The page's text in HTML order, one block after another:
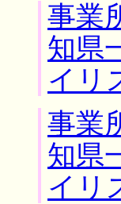
事業
知県
イリ
事業
知県
イリ